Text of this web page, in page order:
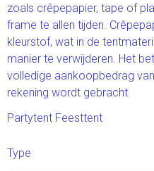
zoals crêpepapier, tape of
frame te allen tijden.
kleurstof, wat in de
manier te verwijderen. Het
volledige aankoopbedrag
rekening wordt gebracht.
Partytent Feesttent
Type